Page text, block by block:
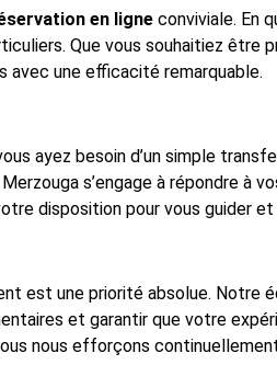
en ligne conviviale. En
Que vous souhaitiez être
avec une efficacité remarquable.
ayez besoin d’un simple
s’engage à répondre à
disposition pour vous guider
est une priorité absolue. Notre
et garantir que votre
nous efforçons